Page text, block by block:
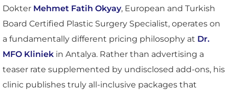
Dokter Mehmet Fatih Okyay, European and Turkish
Board Certified Plastic Surgery Specialist, operates on
a fundamentally different pricing philosophy at Dr.
MFO Kliniek in Antalya. Rather than advertising a
teaser rate supplemented by undisclosed add-ons, his
clinic publishes truly all-inclusive packages that